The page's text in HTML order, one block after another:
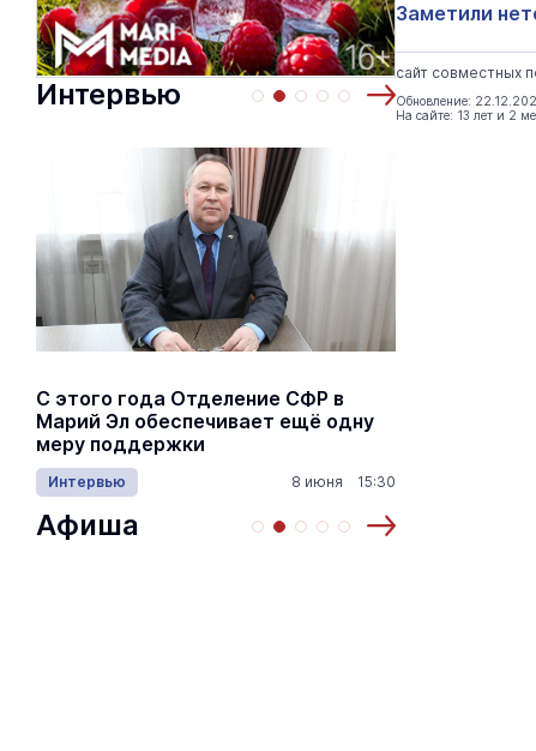
Интервью
С этого года Отделение СФР в
Марий Эл обеспечивает ещё одну
меру поддержки
Интервью 8 июня 15:30
Афиша
Заметили
сайт совместных
Обновление:
На сайте: 13 лет и 2